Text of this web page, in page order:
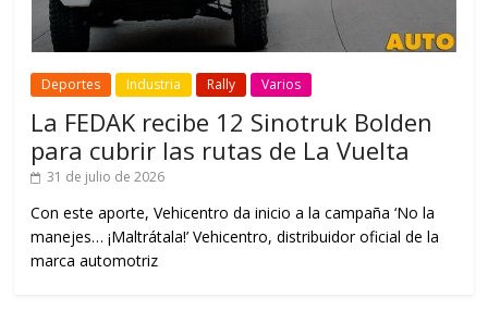
Deportes Industria Rally Varios
La FEDAK recibe 12 Sinotruk Bolden
para cubrir las rutas de La Vuelta
31 de julio de 2026
Con este aporte, Vehicentro da inicio a la campaña ‘No la
manejes… ¡Maltrátala!’ Vehicentro, distribuidor oficial de la
marca automotriz